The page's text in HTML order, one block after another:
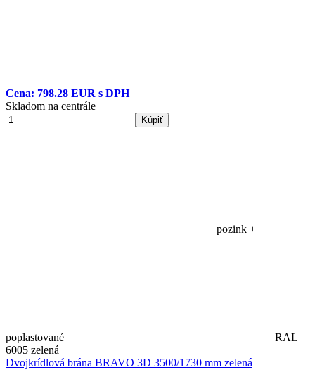
Cena: 798.28 EUR s DPH
Skladom na centrále
Kúpiť
pozink +
poplastované
RAL
6005 zelená
Dvojkrídlová brána BRAVO 3D 3500/1730 mm zelená